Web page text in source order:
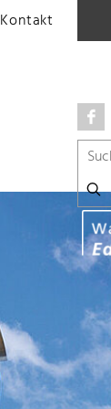
Kontakt